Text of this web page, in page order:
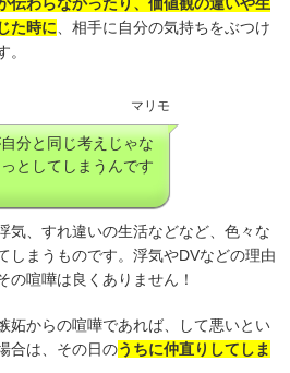
た時に 、相手に自分の気持ちをぶつけ
。
マリモ
分と同じ考えじゃな
としてしまうんです
気、すれ違いの生活などなど、色々な
しまうものです。浮気やDVなどの理由
の喧嘩は良くありません！
妬からの喧嘩であれば、して悪いとい
合は、その日のうちに仲直りしてしま